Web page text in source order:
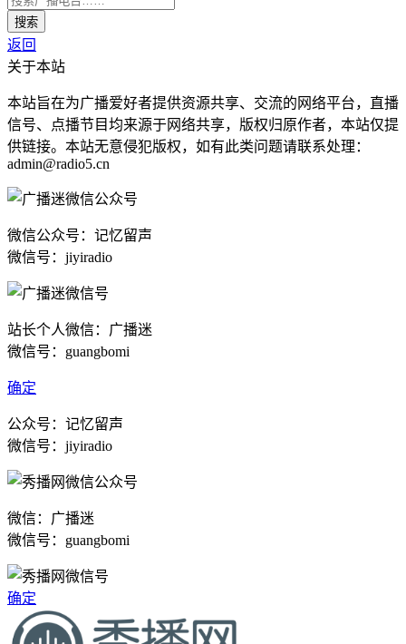
返回
关于本站
本站旨在为广播爱好者提供资源共享、交流的网络平台，直播
信号、点播节目均来源于网络共享，版权归原作者，本站仅提
供链接。本站无意侵犯版权，如有此类问题请联系处理：
admin@radio5.cn
微信公众号：记忆留声
微信号：jiyiradio
站长个人微信：广播迷
微信号：guangbomi
确定
公众号：记忆留声
微信号：jiyiradio
微信：广播迷
微信号：guangbomi
确定